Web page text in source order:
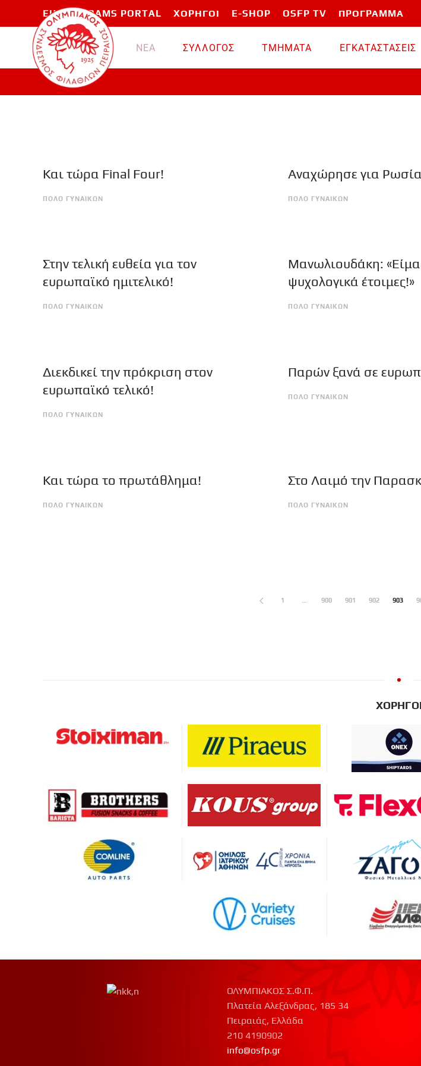
Skip to main content
EU PROGRAMS PORTAL ΧΟΡΗΓΟΙ E-SHOP OSFP TV ΠΡΟΓΡΑΜΜΑ
ΝΕΑ ΣΥΛΛΟΓΟΣ TMHMATA ΕΓΚΑΤΑΣΤΑΣΕΙΣ
Και τώρα Final Four!
ΠΟΛΟ ΓΥΝΑΙΚΩΝ
Αναχώρησε για
ΠΟΛΟ ΓΥΝΑΙΚΩΝ
Στην τελική ευθεία για τον
ευρωπαϊκό ημιτελικό!
ΠΟΛΟ ΓΥΝΑΙΚΩΝ
Μανωλιουδάκη:
ψυχολογικά έτοιμες!»
ΠΟΛΟ ΓΥΝΑΙΚΩΝ
Διεκδικεί την πρόκριση στον
ευρωπαϊκό τελικό!
ΠΟΛΟ ΓΥΝΑΙΚΩΝ
Παρών ξανά σε
ΠΟΛΟ ΓΥΝΑΙΚΩΝ
Και τώρα το πρωτάθλημα!
ΠΟΛΟ ΓΥΝΑΙΚΩΝ
Στο Λαιμό την
ΠΟΛΟ ΓΥΝΑΙΚΩΝ
1 900 901 902 903
ΧΟΡΗΓΟΙ
ΟΛΥΜΠΙΑΚΟΣ Σ.Φ.Π.
Πλατεία Αλεξάνδρας, 185 34
Πειραιάς, Ελλάδα
210 4190902
info@osfp.gr